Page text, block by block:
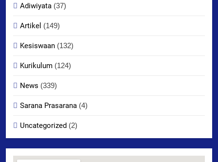
Adiwiyata (37)
Artikel (149)
Kesiswaan (132)
Kurikulum (124)
News (339)
Sarana Prasarana (4)
Uncategorized (2)